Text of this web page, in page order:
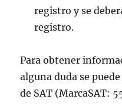
registro y se
registro.
Para obtener
alguna duda se
de SAT (MarcaSAT: